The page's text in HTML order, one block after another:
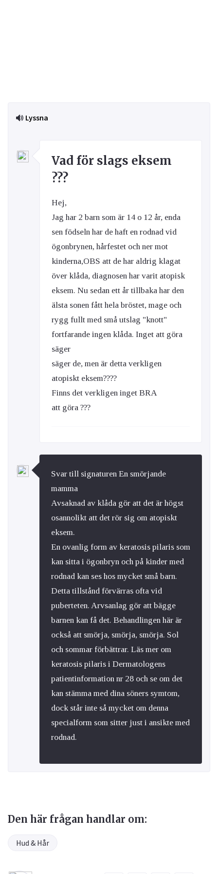
Lyssna
Vad för slags eksem
???
Hej,
Jag har 2 barn som är 14 o 12 år, enda
sen födseln har de haft en rodnad vid
ögonbrynen, hårfestet och ner mot
kinderna,OBS att de har aldrig klagat
över klåda, diagnosen har varit atopisk
eksem. Nu sedan ett år tillbaka har den
älsta sonen fått hela bröstet, mage och
rygg fullt med små utslag "knott"
fortfarande ingen klåda. Inget att göra
säger
säger de, men är detta verkligen
atopiskt eksem????
Finns det verkligen inget BRA
att göra ???
Svar till signaturen En smörjande
mamma
Avsaknad av klåda gör att det är högst
osannolikt att det rör sig om atopiskt
eksem.
En ovanlig form av keratosis pilaris som
kan sitta i ögonbryn och på kinder med
rodnad kan ses hos mycket små barn.
Detta tillstånd förvärras ofta vid
puberteten. Arvsanlag gör att bägge
barnen kan få det. Behandlingen här är
också att smörja, smörja, smörja. Sol
och sommar förbättrar. Läs mer om
keratosis pilaris i Dermatologens
patientinformation nr 28 och se om det
kan stämma med dina söners symtom,
dock står inte så mycket om denna
specialform som sitter just i ansikte med
rodnad.
Den här frågan handlar om:
Hud & Hår